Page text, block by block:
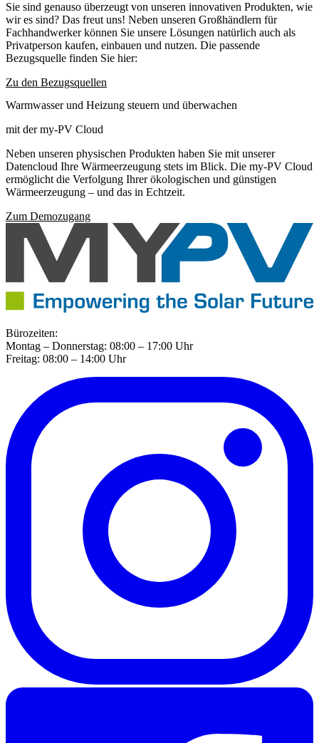
Sie sind genauso überzeugt von unseren innovativen Produkten, wie
wir es sind? Das freut uns! Neben unseren Großhändlern für
Fachhandwerker können Sie unsere Lösungen natürlich auch als
Privatperson kaufen, einbauen und nutzen. Die passende
Bezugsquelle finden Sie hier:
Zu den Bezugsquellen
Warmwasser und Heizung steuern und überwachen
mit der my-PV Cloud
Neben unseren physischen Produkten haben Sie mit unserer
Datencloud Ihre Wärmeerzeugung stets im Blick. Die my-PV Cloud
ermöglicht die Verfolgung Ihrer ökologischen und günstigen
Wärmeerzeugung – und das in Echtzeit.
Zum Demozugang
Bürozeiten:
Montag – Donnerstag: 08:00 – 17:00 Uhr
Freitag: 08:00 – 14:00 Uhr